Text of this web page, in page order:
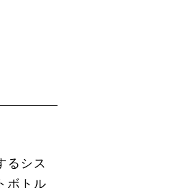
るシス
ボトル